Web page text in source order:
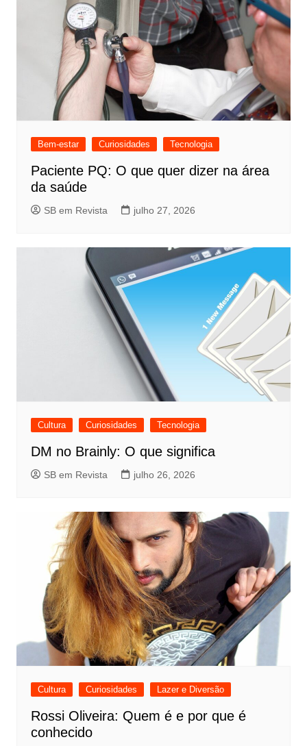
Bem-estar Curiosidades Tecnologia
Paciente PQ: O que quer dizer na área
da saúde
SB em Revista julho 27, 2026
Cultura Curiosidades Tecnologia
DM no Brainly: O que significa
SB em Revista julho 26, 2026
Cultura Curiosidades Lazer e Diversão
Rossi Oliveira: Quem é e por que é
conhecido